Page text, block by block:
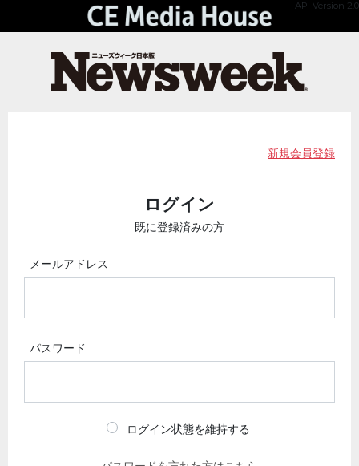
API Version 2.0
新規会員登録
ログイン
既に登録済みの方
メールアドレス
パスワード
ログイン状態を維持する